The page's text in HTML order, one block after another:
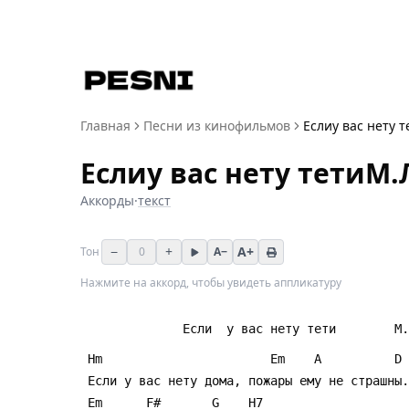
Главная Песни из кинофильмов Еслиу вас нету
Еслиу вас нету
Аккорды·текст
Тон − 0 + A− A+
Нажмите на аккорд, чтобы увидеть аппликатуру
Если  у вас нету тети
Hm                       Em    A          D
Если у вас нету дома, пожары ему не страшны.
Em      F#       G    H7